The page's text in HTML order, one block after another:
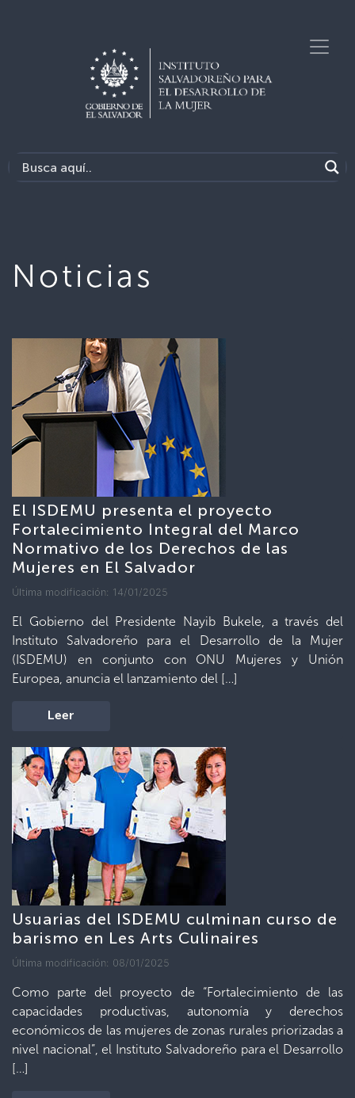
Noticias
El ISDEMU presenta el proyecto
Fortalecimiento Integral del Marco
Normativo de los Derechos de las
Mujeres en El Salvador
Última modificación: 14/01/2025
El Gobierno del Presidente Nayib Bukele, a través del
Instituto Salvadoreño para el Desarrollo de la Mujer
(ISDEMU) en conjunto con ONU Mujeres y Unión
Europea, anuncia el lanzamiento del […]
Leer
Usuarias del ISDEMU culminan curso de
barismo en Les Arts Culinaires
Última modificación: 08/01/2025
Como parte del proyecto de “Fortalecimiento de las
capacidades productivas, autonomía y derechos
económicos de las mujeres de zonas rurales priorizadas a
nivel nacional”, el Instituto Salvadoreño para el Desarrollo
[…]